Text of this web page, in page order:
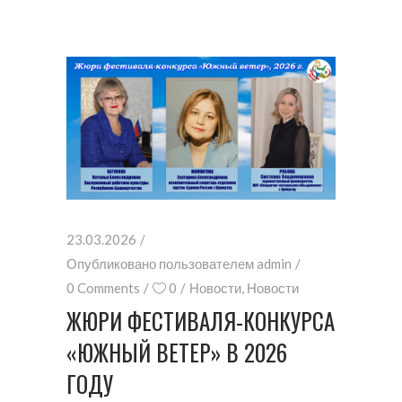
23.03.2026
Опубликовано пользователемadmin
0 Comments
0 Новости, Новости
ЖЮРИ ФЕСТИВАЛЯ-КОНКУРСА
«ЮЖНЫЙ ВЕТЕР» В 2026
ГОДУ